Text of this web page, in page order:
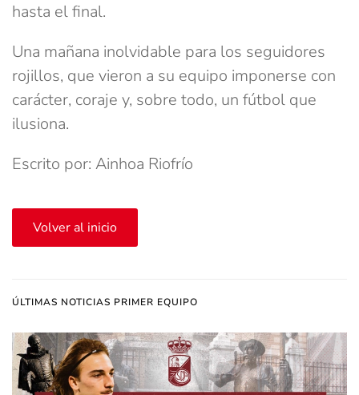
hasta el final.
Una mañana inolvidable para los seguidores
rojillos, que vieron a su equipo imponerse con
carácter, coraje y, sobre todo, un fútbol que
ilusiona.
Escrito por: Ainhoa Riofrío
Volver al inicio
ÚLTIMAS NOTICIAS PRIMER EQUIPO